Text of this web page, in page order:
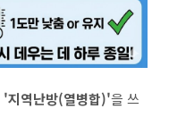
'지역난방(열병합)'을 쓰